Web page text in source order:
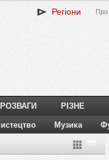
Регіони Про
РОЗВАГИ РІЗНЕ
Музика